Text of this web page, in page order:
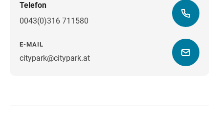
Telefon
0043(0)316 711580
E-MAIL
citypark@citypark.atWegbeschreibung